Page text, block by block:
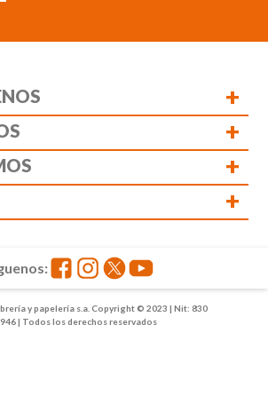
+
+
+
+
y papelería s.a. Copyright © 2023 | Nit: 830
| Todos los derechos reservados